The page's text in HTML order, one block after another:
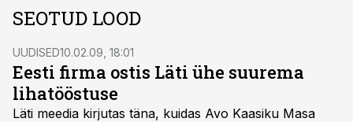
SEOTUD LOOD
UUDISED10.02.09, 18:01
Eesti firma ostis Läti ühe suurema
lihatööstuse
Läti meedia kirjutas täna, kuidas Avo Kaasiku Masa